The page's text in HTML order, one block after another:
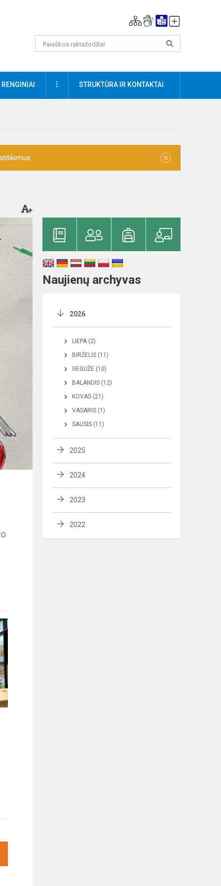
RENGINIAI DAUGIAUSTRUKTŪRA IR KONTAKTAI
×
Naujienų archyvas
2026
LIEPA (2)
BIRŽELIS (11)
GEGUŽĖ (10)
BALANDIS (12)
KOVAS (21)
VASARIS (1)
SAUSIS (11)
2025
2024
2023
2022